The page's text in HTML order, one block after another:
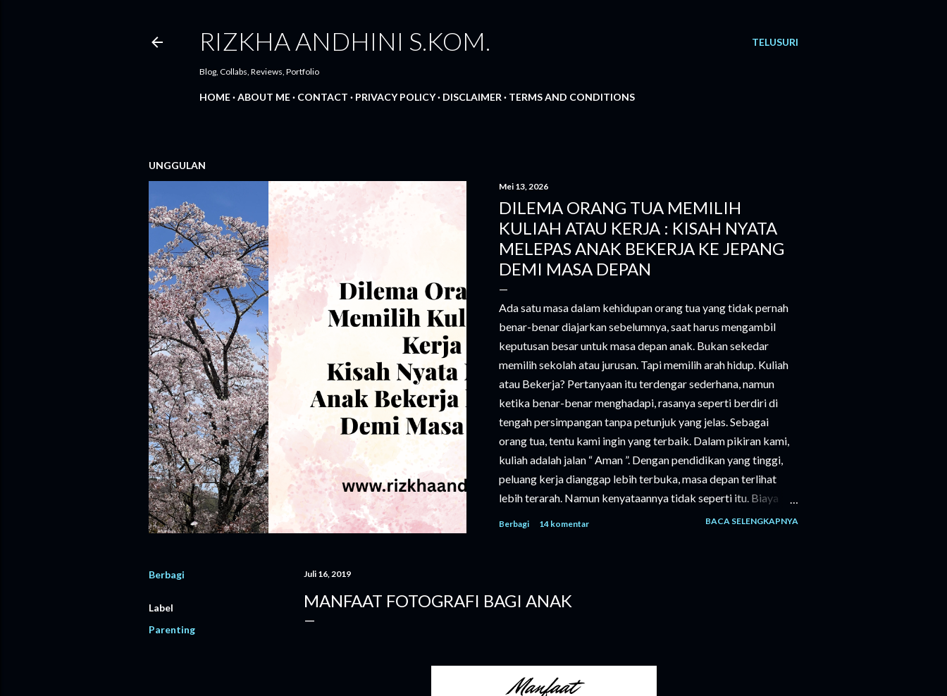
TELUSURI
RIZKHA ANDHINI S.KOM.
Blog, Collabs, Reviews, Portfolio
HOME ABOUT ME CONTACT PRIVACY POLICY DISCLAIMER TERMS AND CONDITIONS
UNGGULAN
Mei 13, 2026
DILEMA ORANG TUA MEMILIH
KULIAH ATAU KERJA : KISAH NYATA
MELEPAS ANAK BEKERJA KE JEPANG
DEMI MASA DEPAN
Ada satu masa dalam kehidupan orang tua yang tidak pernah
benar-benar diajarkan sebelumnya, saat harus mengambil
keputusan besar untuk masa depan anak. Bukan sekedar
memilih sekolah atau jurusan. Tapi memilih arah hidup. Kuliah
atau Bekerja? Pertanyaan itu terdengar sederhana, namun
ketika benar-benar menghadapi, rasanya seperti berdiri di
tengah persimpangan tanpa petunjuk yang jelas. Sebagai
orang tua, tentu kami ingin yang terbaik. Dalam pikiran kami,
kuliah adalah jalan “ Aman ”. Dengan pendidikan yang tinggi,
peluang kerja dianggap lebih terbuka, masa depan terlihat
lebih terarah. Namun kenyataannya tidak seperti itu. Biaya
kuliah semakin tinggi. Bukan hanya uang masuk, tapi juga
yang tidak kalah penting, suara anak kami sendiri. Ia memiliki
mimpi yang berbeda. Anak kami sejak awal memiliki keinginan
Berbagi 14 komentar BACA SELENGKAPNYA
Berbagi
Label
Parenting
Juli 16, 2019
MANFAAT FOTOGRAFI BAGI ANAK